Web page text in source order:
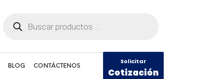
productos
BLOG CONTÁCTENOS
Solicitar
Cotización